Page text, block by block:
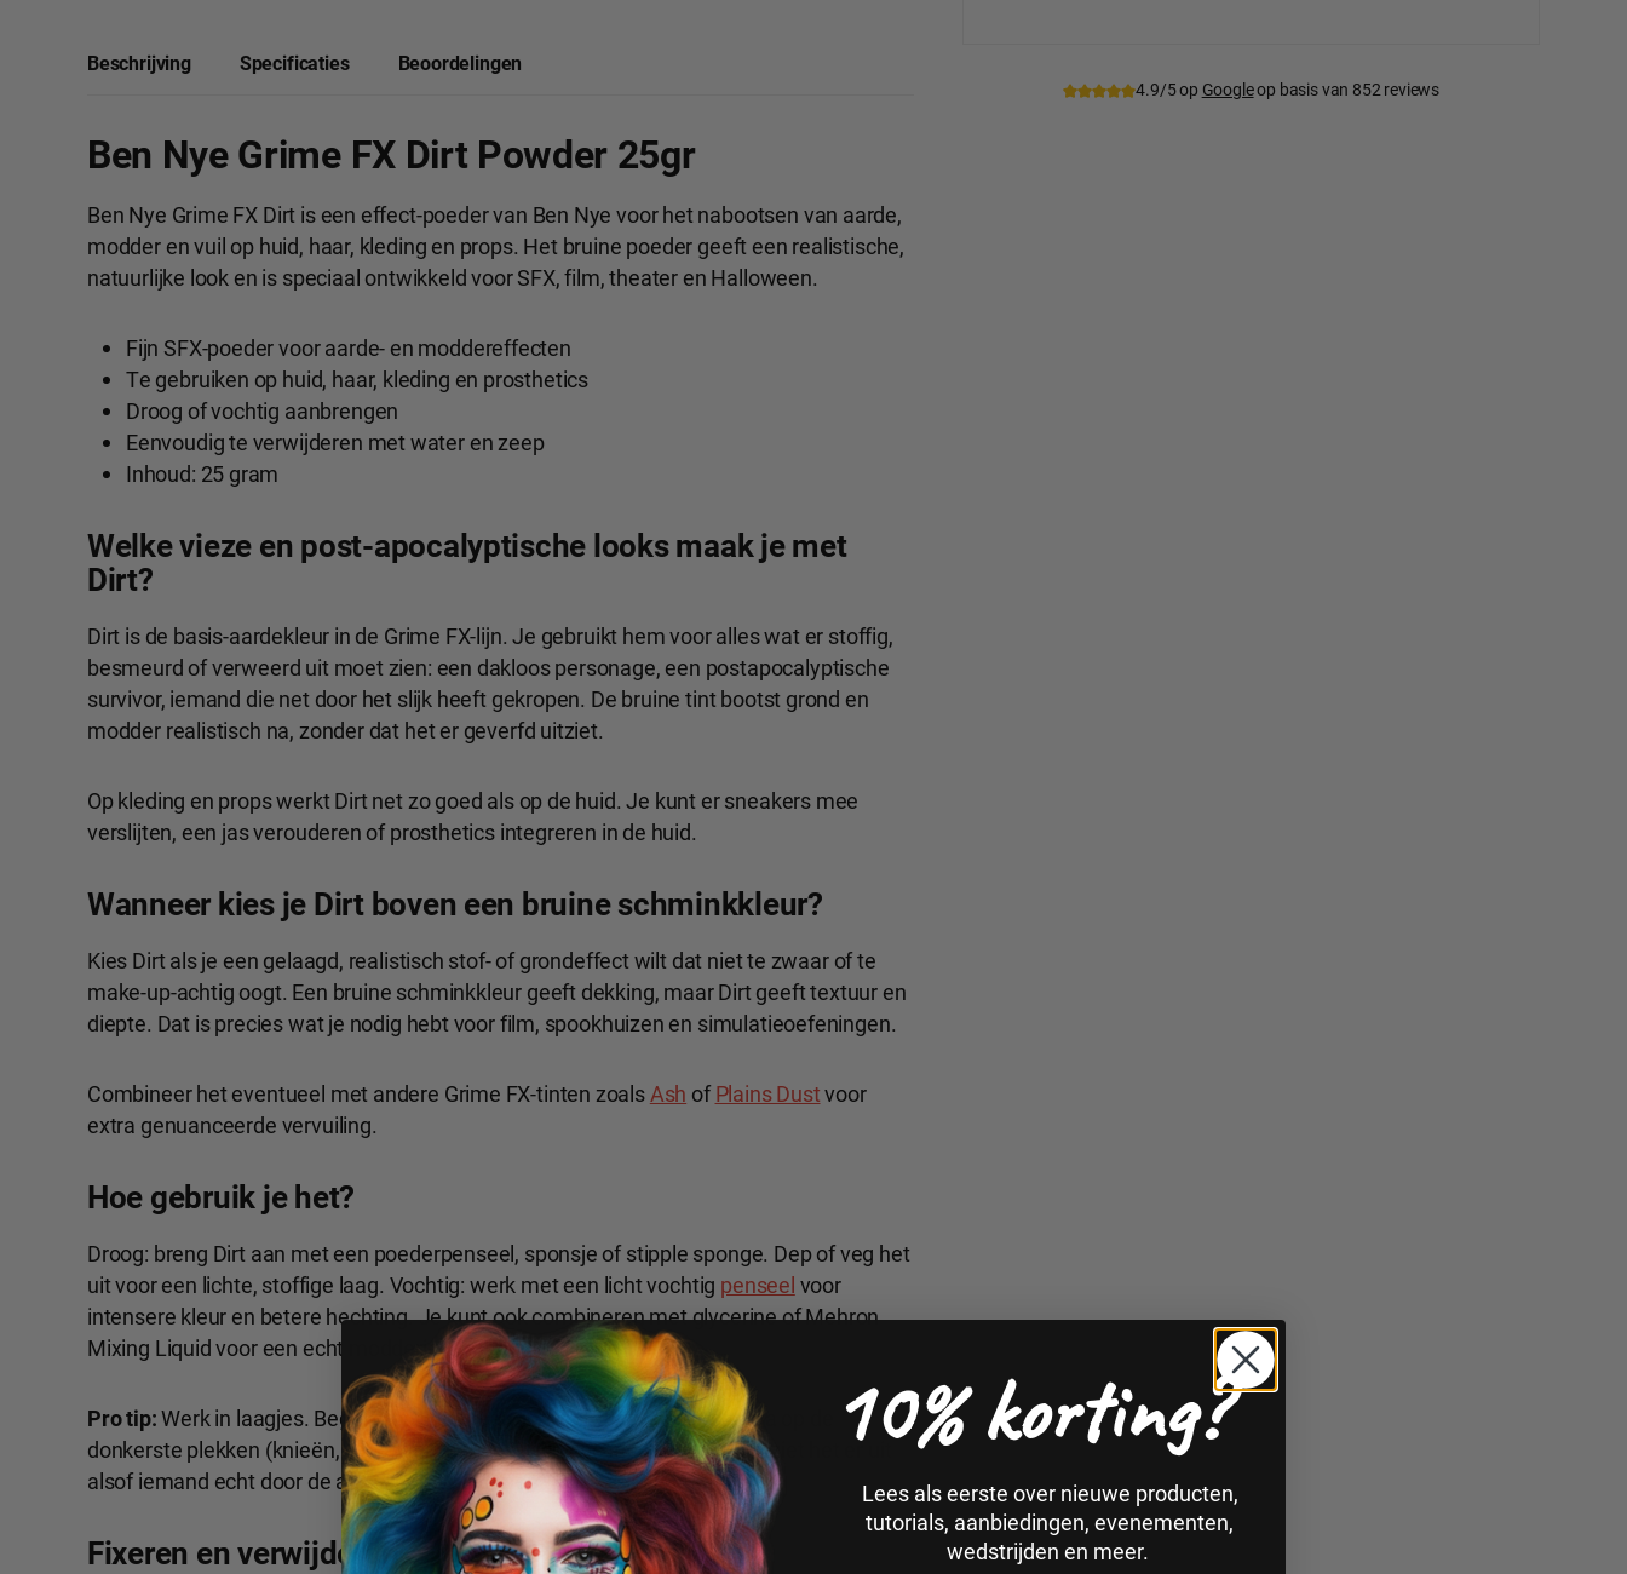
4.9/5 op Googleop basis van 852 reviews
Beschrijving Specificaties Beoordelingen
Ben Nye Grime FX Dirt Powder 25gr
Ben Nye Grime FX Dirt is een effect-poeder van Ben Nye voor het nabootsen van aarde,
modder en vuil op huid, haar, kleding en props. Het bruine poeder geeft een realistische,
natuurlijke look en is speciaal ontwikkeld voor SFX, film, theater en Halloween.
Fijn SFX-poeder voor aarde- en moddereffecten
Te gebruiken op huid, haar, kleding en prosthetics
Droog of vochtig aanbrengen
Eenvoudig te verwijderen met water en zeep
Inhoud: 25 gram
Welke vieze en post-apocalyptische looks maak je met
Dirt?
Dirt is de basis-aardekleur in de Grime FX-lijn. Je gebruikt hem voor alles wat er stoffig,
besmeurd of verweerd uit moet zien: een dakloos personage, een postapocalyptische
survivor, iemand die net door het slijk heeft gekropen. De bruine tint bootst grond en
modder realistisch na, zonder dat het er geverfd uitziet.
Op kleding en props werkt Dirt net zo goed als op de huid. Je kunt er sneakers mee
verslijten, een jas verouderen of prosthetics integreren in de huid.
Wanneer kies je Dirt boven een bruine schminkkleur?
Kies Dirt als je een gelaagd, realistisch stof- of grondeffect wilt dat niet te zwaar of te
make-up-achtig oogt. Een bruine schminkkleur geeft dekking, maar Dirt geeft textuur en
diepte. Dat is precies wat je nodig hebt voor film, spookhuizen en simulatieoefeningen.
Combineer het eventueel met andere Grime FX-tinten zoalsAsh of Plains Dustvoor
extra genuanceerde vervuiling.
Hoe gebruik je het?
Droog: breng Dirt aan met een poederpenseel, sponsje of stipple sponge. Dep of veg het
uit voor een lichte, stoffige laag. Vochtig: werk met een licht vochtig penseel voor
intensere kleur en betere hechting. Je kunt ook combineren met glycerine of Mehron
Mixing Liquid voor een echt modderige, natte look.
Pro tip:Werk in laagjes. Begin droog voor een lichte stoflaag, voeg daarna op de
donkerste plekken (knieën, ellebogen, handen) een vochtige laag toe. Zo ziet het er uit
alsof iemand echt door de aarde heeft gekropen.
Fixeren en verwijderen
10% korting?
Lees als eerste over nieuwe producten,
tutorials, aanbiedingen, evenementen,
wedstrijden en meer.